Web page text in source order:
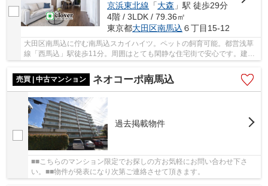
京浜東北線 「大森 」駅 徒歩29分
4階 / 3LDK / 79.36㎡
東京都大田区南馬込 ６丁目15-12
大田区南馬込に佇む南馬込スカイハイツ。ペットの飼育可能。都営浅草
線「西馬込」駅徒歩11分。周囲はとても閑静な住宅街で安心です。建物
売買 | 中古マンション
ネオコーポ南馬込
過去掲載物件
■■こちらのマンション限定でお探しの方お気軽にお問い合わせ下さ
い。■■物件が発表になり次第ご連絡させて頂きます。